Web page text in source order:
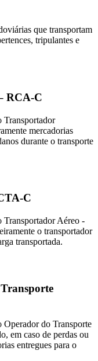
que transportam
tripulantes e
RCA-C
Transportador
mercadorias
durante o transporte
C
Transportador Aéreo -
o transportador
transportada.
do Transporte
em caso de perdas ou
entregues para o